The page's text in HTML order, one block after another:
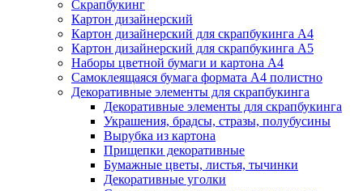
Скрапбукинг
Картон дизайнерский
Картон дизайнерский для скрапбукинга А4
Картон дизайнерский для скрапбукинга А5
Наборы цветной бумаги и картона А4
Самоклеящаяся бумага формата А4 полистно
Декоративные элементы для скрапбукинга
Декоративные элементы для скрапбукинга
Украшения, брадсы, стразы, полубусины
Вырубка из картона
Прищепки декоративные
Бумажные цветы, листья, тычинки
Декоративные уголки